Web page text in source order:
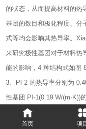
的状态，从而提高材料的热
基团的数目和极化程度、分
式等均会影响其热导率。
来研究极性基团对于材料热
能的影响，4 种结构式如图
3、PI-2 的热导率分别为
性基团 PI-1(0.19 W/(m·K))
首页 项